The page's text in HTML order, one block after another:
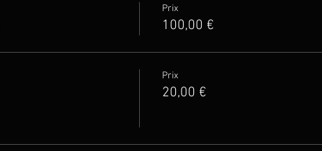
Prix
100,00 €
Prix
20,00 €